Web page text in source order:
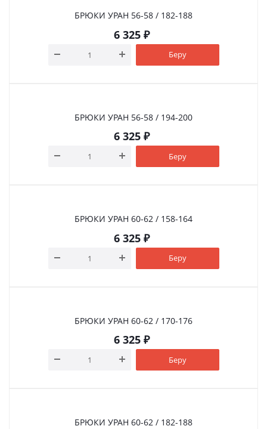
БРЮКИ УРАН 56-58 / 182-188
6 325₽
Беру
БРЮКИ УРАН 56-58 / 194-200
6 325₽
Беру
БРЮКИ УРАН 60-62 / 158-164
6 325₽
Беру
БРЮКИ УРАН 60-62 / 170-176
6 325₽
Беру
БРЮКИ УРАН 60-62 / 182-188